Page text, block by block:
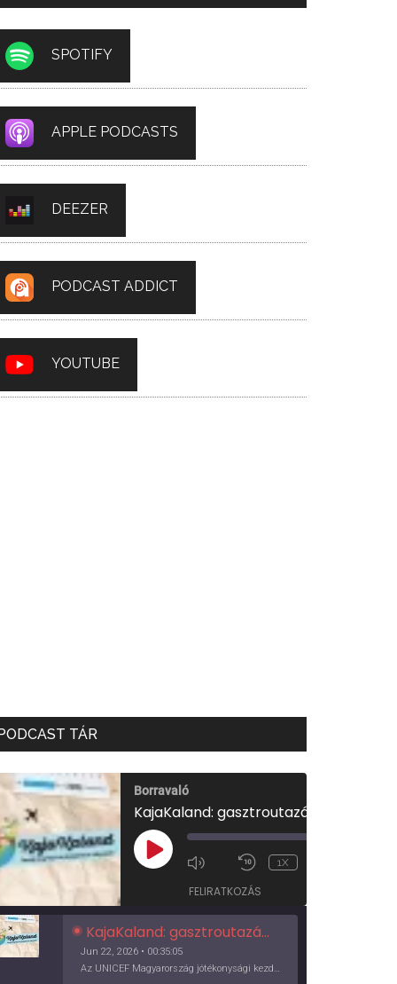
SPOTIFY
APPLE PODCASTS
DEEZER
PODCAST ADDICT
YOUTUBE
TÁR
Borravaló
PLAY
EPISODE
1X
FELIRATKOZÁS
KajaKaland: gasztroutazás a föld körül
Jun 22, 2026 • 00:35:05
Az UNICEF Magyarország jótékonysági kezdeményezése izgalmas, egész éves világkörüli ízutazásra hív, igazi családi program és gasztroedukáció, illetve segítség a rászorulóknak is egyben.